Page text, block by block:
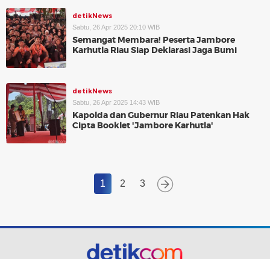
detikNews
Sabtu, 26 Apr 2025 20:10 WIB
Semangat Membara! Peserta Jambore
Karhutla Riau Siap Deklarasi Jaga Bumi
detikNews
Sabtu, 26 Apr 2025 14:43 WIB
Kapolda dan Gubernur Riau Patenkan Hak
Cipta Booklet 'Jambore Karhutla'
1 2 3